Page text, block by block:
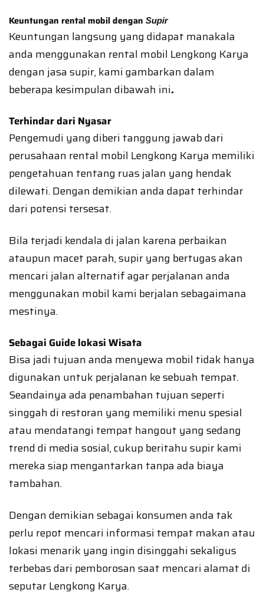
Keuntungan rental mobil dengan Supir
Keuntungan langsung yang didapat manakala
anda menggunakan rental mobil Lengkong Karya
dengan jasa supir, kami gambarkan dalam
beberapa kesimpulan dibawah ini.
Terhindar dari Nyasar
Pengemudi yang diberi tanggung jawab dari
perusahaan rental mobil Lengkong Karya memiliki
pengetahuan tentang ruas jalan yang hendak
dilewati. Dengan demikian anda dapat terhindar
dari potensi tersesat.
Bila terjadi kendala di jalan karena perbaikan
ataupun macet parah, supir yang bertugas akan
mencari jalan alternatif agar perjalanan anda
menggunakan mobil kami berjalan sebagaimana
mestinya.
Sebagai Guide lokasi Wisata
Bisa jadi tujuan anda menyewa mobil tidak hanya
digunakan untuk perjalanan ke sebuah tempat.
Seandainya ada penambahan tujuan seperti
singgah di restoran yang memiliki menu spesial
atau mendatangi tempat hangout yang sedang
trend di media sosial, cukup beritahu supir kami
mereka siap mengantarkan tanpa ada biaya
tambahan.
Dengan demikian sebagai konsumen anda tak
perlu repot mencari informasi tempat makan atau
lokasi menarik yang ingin disinggahi sekaligus
terbebas dari pemborosan saat mencari alamat di
seputar Lengkong Karya.